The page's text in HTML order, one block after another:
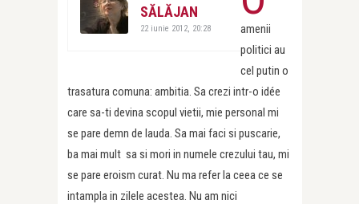
SĂLĂJAN
22 iunie 2012, 20:28
amenii
politici au
cel putin o
trasatura comuna: ambitia. Sa crezi intr-o idée
care sa-ti devina scopul vietii, mie personal mi
se pare demn de lauda. Sa mai faci si puscarie,
ba mai mult sa si mori in numele crezului tau, mi
se pare eroism curat. Nu ma refer la ceea ce se
intampla in zilele acestea. Nu am nici